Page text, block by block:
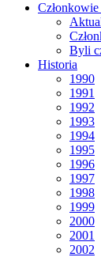
Byli
Historia
1990
1991
1992
1993
1994
1995
1996
1997
1998
1999
2000
2001
2002